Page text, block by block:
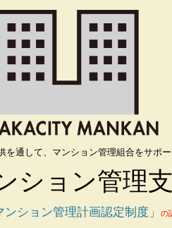
を通して、マンション管理組合をサポ
ション管理
ンション管理計画認定制度」
の